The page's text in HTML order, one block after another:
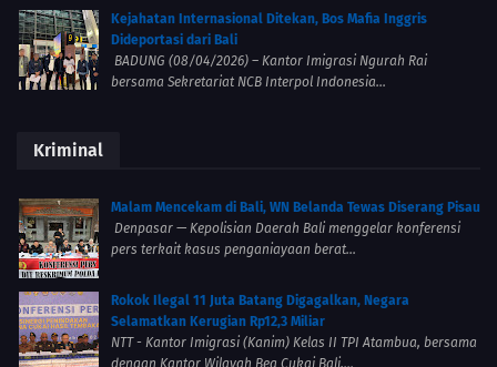
Kejahatan Internasional Ditekan, Bos Mafia Inggris
Dideportasi dari Bali
BADUNG (08/04/2026) – Kantor Imigrasi Ngurah Rai
bersama Sekretariat NCB Interpol Indonesia...
Kriminal
Malam Mencekam di Bali, WN Belanda Tewas Diserang Pisau
Denpasar — Kepolisian Daerah Bali menggelar konferensi
pers terkait kasus penganiayaan berat...
Rokok Ilegal 11 Juta Batang Digagalkan, Negara
Selamatkan Kerugian Rp12,3 Miliar
NTT - Kantor Imigrasi (Kanim) Kelas II TPI Atambua, bersama